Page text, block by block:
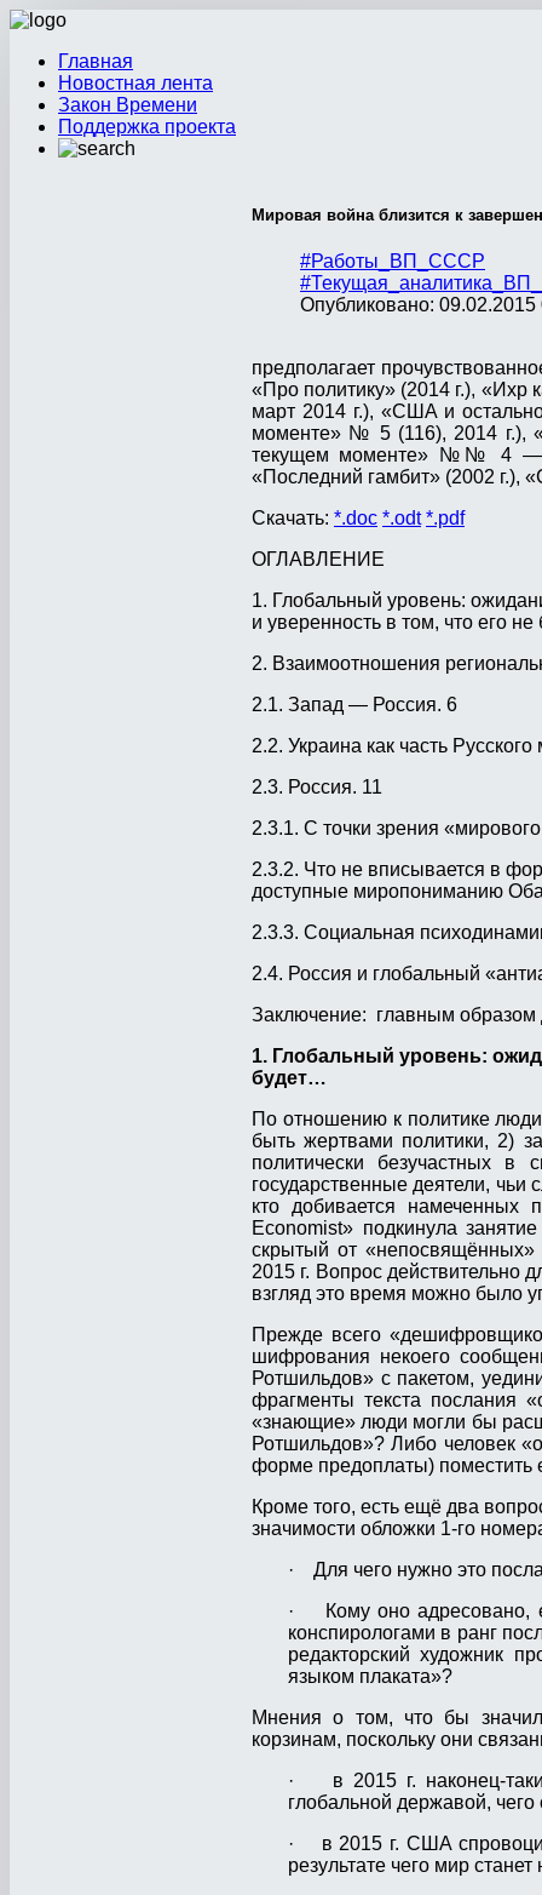
Главная
Новостная лента
Закон Времени
Поддержка проекта
Мировая война близится к
#Работы_ВП_СССР
Опубликовано: 09.02.2015
предполагает
«Про политику» (2014 г.), «Ихр
март 2014 г.), «США и
моменте» № 5 (116), 2014 г.),
текущем моменте» №№ 4 — 6
«Последний гамбит» (2002 г.),
Скачать: *.doc *.odt *.pdf
ОГЛАВЛЕНИЕ
1. Глобальный уровень:
и уверенность в том, что его
2. Взаимоотношения
2.1. Запад — Россия. 6
2.2. Украина как часть
2.3. Россия. 11
2.3.1. С точки зрения
2.3.2. Что не вписывается в
доступные миропониманию
2.3.3. Социальная
2.4. Россия и глобальный
Заключение: главным образом
1. Глобальный уровень:
будет…
По отношению к политике люди
быть жертвами политики, 2)
политически безучастных в
государственные деятели,
кто добивается намеченных
Economist» подкинула
скрытый от
2015 г. Вопрос действительно
взгляд это время можно было
Прежде всего
шифрования некоего
Ротшильдов» с пакетом,
фрагменты текста послания
«знающие» люди могли бы
Ротшильдов»? Либо человек
форме предоплаты) поместить
Кроме того, есть ещё два
значимости обложки 1‑го
· Для чего нужно это
· Кому оно адресовано,
конспирологами в ранг
редакторский художник
языком плаката»?
Мнения о том, что бы
корзинам, поскольку они
· в 2015 г. наконец-таки
глобальной державой,
· в 2015 г. США
результате чего мир